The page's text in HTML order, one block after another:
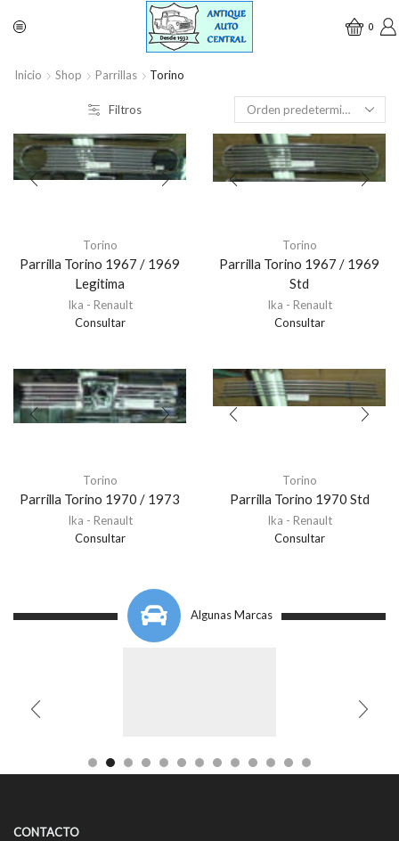
0
Inicio Shop Parrillas Torino
Filtros
Torino
Parrilla Torino 1967 / 1969
Legitima
Ika - Renault
Consultar
Torino
Parrilla Torino 1967 / 1969
Std
Ika - Renault
Consultar
Torino
Parrilla Torino 1970 / 1973
Ika - Renault
Consultar
Torino
Parrilla Torino 1970 Std
Ika - Renault
Consultar
Algunas Marcas
CONTACTO